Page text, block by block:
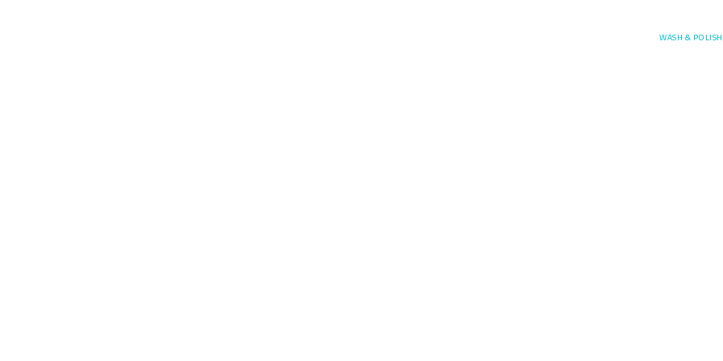
WASH & POLISH